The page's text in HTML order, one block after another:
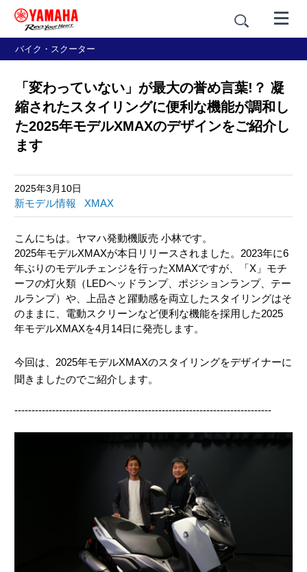
バイク・スクーター
「変わっていない」が最大の誉め言葉!？ 凝
縮されたスタイリングに便利な機能が調和し
た2025年モデルXMAXのデザインをご紹介し
ます
2025年3月10日
新モデル情報 XMAX
こんにちは。ヤマハ発動機販売 小林です。
2025年モデルXMAXが本日リリースされました。2023年に6
年ぶりのモデルチェンジを行ったXMAXですが、「X」モチ
ーフの灯火類（LEDヘッドランプ、ポジションランプ、テー
ルランプ）や、上品さと躍動感を両立したスタイリングはそ
のままに、電動スクリーンなど便利な機能を採用した2025
年モデルXMAXを4月14日に発売します。
今回は、2025年モデルXMAXのスタイリングをデザイナーに
聞きましたのでご紹介します。
---------------------------------------------------------------------------